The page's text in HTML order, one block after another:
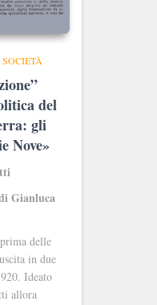
del
gli
Nove»
Gianluca
delle
in due
Ideato
allora